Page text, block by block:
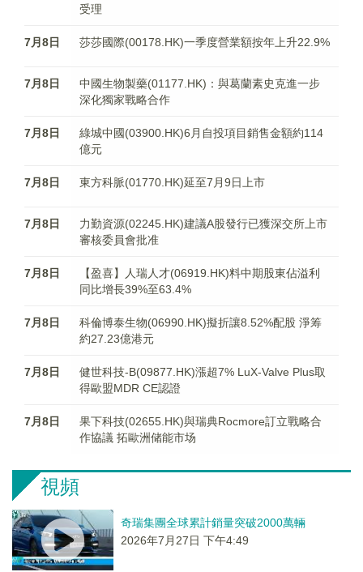
受理
7月8日 莎莎國際(00178.HK)一季度營業額按年上升22.9%
7月8日
中國生物製藥(01177.HK)：與葛蘭素史克進一步
深化獨家戰略合作
7月8日
綠城中國(03900.HK)6月自投項目銷售金額約114
億元
7月8日 東方科脈(01770.HK)延至7月9日上市
7月8日
力勤資源(02245.HK)建議A股發行已獲深交所上市
審核委員會批准
7月8日
【盈喜】人瑞人才(06919.HK)料中期股東佔溢利
同比增長39%至63.4%
7月8日
科倫博泰生物(06990.HK)擬折讓8.52%配股 淨筹
約27.23億港元
7月8日
健世科技-B(09877.HK)漲超7% LuX-Valve Plus取
得歐盟MDR CE認證
7月8日
果下科技(02655.HK)與瑞典Rocmore訂立戰略合
作協議 拓歐洲储能市场
視頻
奇瑞集團全球累計銷量突破2000萬輛
2026年7月27日 下午4:49